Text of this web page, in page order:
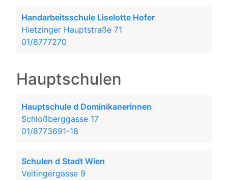
Handarbeitsschule Liselotte Hofer
Hietzinger Hauptstraße 71
01/8777270
Hauptschulen
Hauptschule d Dominikanerinnen
Schloßberggasse 17
01/8773691-18
Schulen d Stadt Wien
Veitingergasse 9